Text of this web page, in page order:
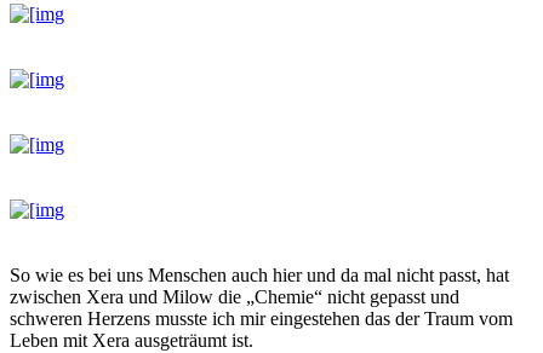
So wie es bei uns Menschen auch hier und da mal nicht passt, hat
zwischen Xera und Milow die „Chemie“ nicht gepasst und
schweren Herzens musste ich mir eingestehen das der Traum vom
Leben mit Xera ausgeträumt ist.